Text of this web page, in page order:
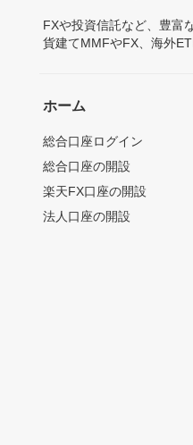
FXや投資信託など、豊富
貨建てMMFやFX、海外
ホーム
総合口座ログイン
総合口座の開設
楽天FX口座の開設
法人口座の開設